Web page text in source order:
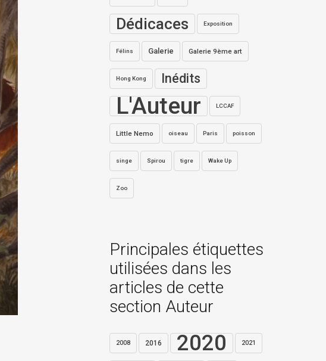
Dédicaces Exposition
Félins Galerie Galerie 9ème art
Hong Kong Inédits
L'Auteur LCCAF
Little Nemo oiseau Paris poisson
singe Spirou tigre Wake Up
Zoo
Principales étiquettes
utilisées dans les
articles de cette
section Auteur
2008 2016 2020 2021